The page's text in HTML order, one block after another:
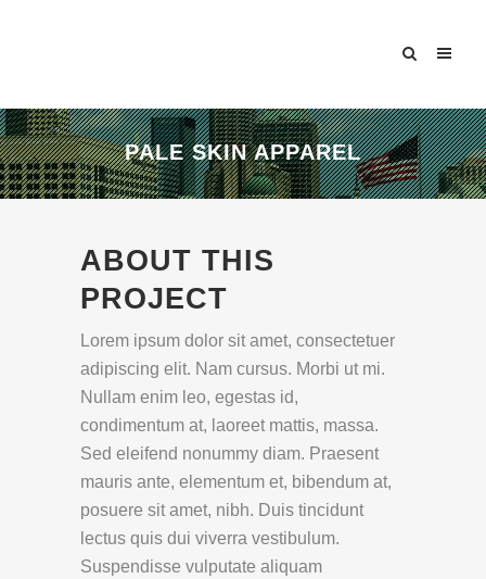
PALE SKIN APPAREL
ABOUT THIS
PROJECT
Lorem ipsum dolor sit amet, consectetuer
adipiscing elit. Nam cursus. Morbi ut mi.
Nullam enim leo, egestas id,
condimentum at, laoreet mattis, massa.
Sed eleifend nonummy diam. Praesent
mauris ante, elementum et, bibendum at,
posuere sit amet, nibh. Duis tincidunt
lectus quis dui viverra vestibulum.
Suspendisse vulputate aliquam